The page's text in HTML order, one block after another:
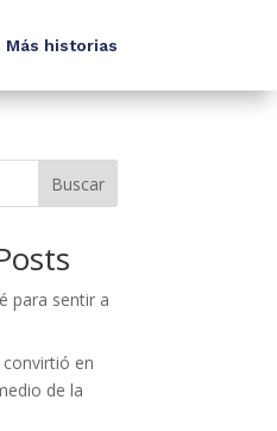
Más historias
Buscar
para sentir a
en
de la